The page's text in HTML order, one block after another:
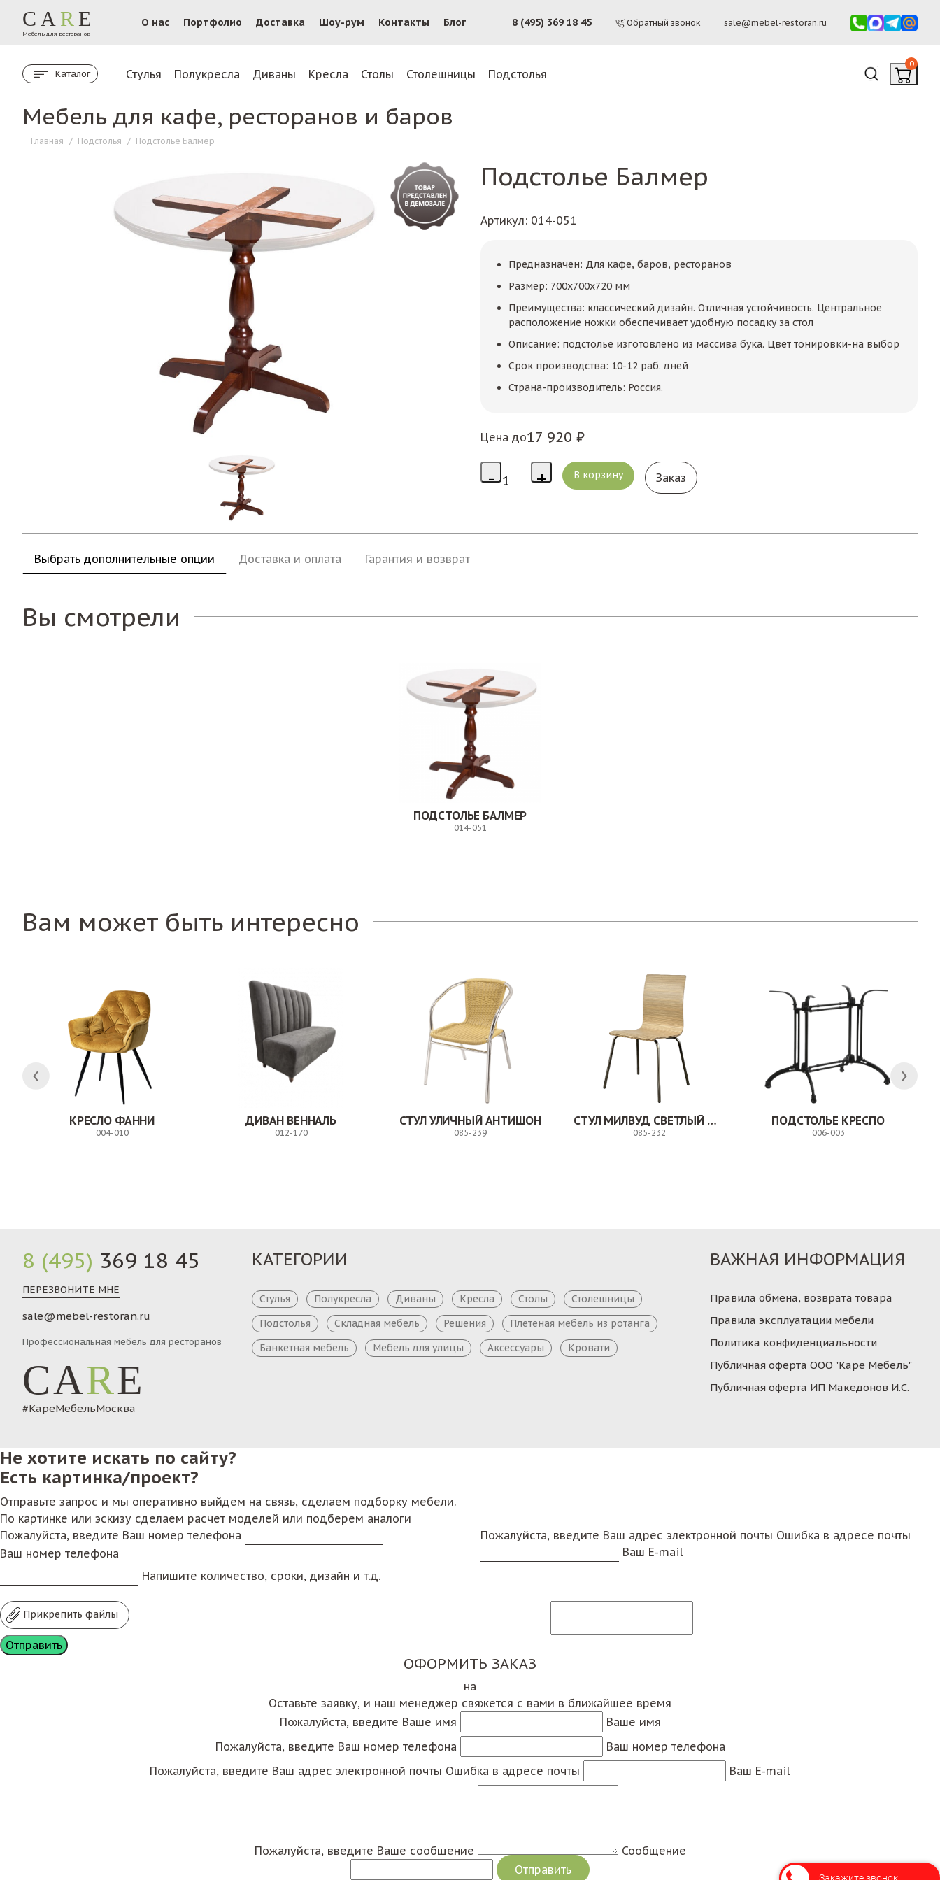
CA R E
Мебель для ресторанов
О нас Портфолио Доставка Шоу-рум Контакты Блог 8 (495) 369 18 45 Обратный звонок sale@mebel-restoran.ru
Каталог Стулья Полукресла Диваны Кресла Столы Столешницы Подстолья
0
Мебель для кафе, ресторанов и баров
Главная / Подстолья / Подстолье Балмер
Подстолье Балмер
Артикул: 014-051
Предназначен: Для кафе, баров, ресторанов
Размер: 700х700х720 мм
Преимущества: классический дизайн. Отличная устойчивость. Центральное
расположение ножки обеспечивает удобную посадку за стол
Описание: подстолье изготовлено из массива бука. Цвет тонировки-на выбор
Срок производства: 10-12 раб. дней
Страна-производитель: Россия.
Цена до17 920 ₽
Заказ
Выбрать дополнительные опции Доставка и оплата Гарантия и возврат
Вы смотрели
ПОДСТОЛЬЕ БАЛМЕР
014-051
Вам может быть интересно
КРЕСЛО ФАННИ
004-010
ДИВАН ВЕННАЛЬ
012-170
СТУЛ УЛИЧНЫЙ АНТИШОН
085-239
СТУЛ МИЛВУД СВЕТЛЫЙ ШЕЛК
085-232
ПОДСТОЛЬЕ КРЕСПО
006-003
8 (495) 369 18 45
ПЕРЕЗВОНИТЕ МНЕ
sale@mebel-restoran.ru
Профессиональная мебель для ресторанов
CARE
#КареМебельМосква
КАТЕГОРИИ
Стулья Полукресла Диваны Кресла Столы
Столешницы
Подстолья
Складная мебель Решения
Плетеная мебель из ротанга
Банкетная мебель
Мебель для улицы Аксессуары Кровати
ВАЖНАЯ ИНФОРМАЦИЯ
Правила обмена, возврата товара
Правила эксплуатации мебели
Политика конфиденциальности
Публичная оферта ООО "Каре Мебель"
Публичная оферта ИП Македонов И.С.
Не хотите искать по сайту?
Есть картинка/проект?
Отправьте запрос и мы оперативно выйдем на связь, сделаем подборку мебели.
По картинке или эскизу сделаем расчет моделей или подберем аналоги
Пожалуйста, введите Ваш номер телефона
Ваш номер телефона
Пожалуйста, введите Ваш адрес электронной почты Ошибка в адресе почты
Ваш E-mail
Напишите количество, сроки, дизайн и т.д.
Прикрепить файлы
ОФОРМИТЬ ЗАКАЗ
на
Оставьте заявку, и наш менеджер свяжется с вами в ближайшее время
Пожалуйста, введите Ваше имя
Ваше имя
Пожалуйста, введите Ваш номер телефона
Ваш номер телефона
Пожалуйста, введите Ваш адрес электронной почты Ошибка в адресе почты Ваш E-mail
Пожалуйста, введите Ваше сообщение Сообщение